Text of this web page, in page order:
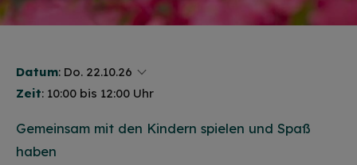
Datum: Do. 22.10.26
Zeit: 10:00 bis 12:00 Uhr
Gemeinsam mit den Kindern spielen und Spaß
haben